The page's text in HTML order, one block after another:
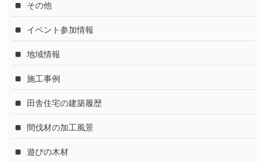
その他
イベント参加情報
地域情報
施工事例
田舎住宅の建築履歴
間伐材の加工風景
遊びの木材